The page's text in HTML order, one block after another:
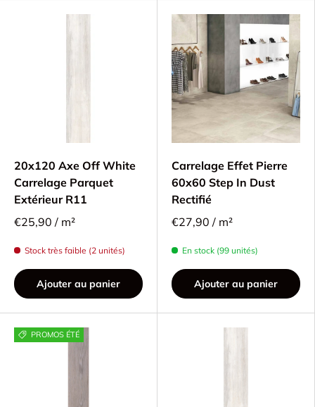
20x120 Axe Off White
Carrelage Parquet
Extérieur R11
€25,90 / m²
Stock très faible (2 unités)
Ajouter au panier
Carrelage Effet Pierre
60x60 Step In Dust
Rectifié
€27,90 / m²
En stock (99 unités)
Ajouter au panier
PROMOS ÉTÉ